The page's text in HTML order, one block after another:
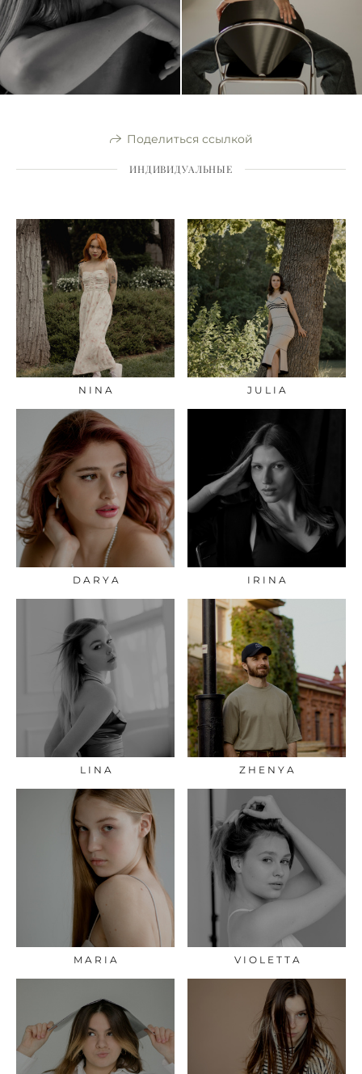
Поделиться ссылкой
ИНДИВИДУАЛЬНЫЕ
N I N A J U L I A
D A R Y A I R I N A
L I N A Z H E N Y A
M A R I A V I O L E T T A